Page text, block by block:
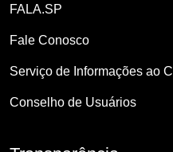
FALA.SP
Fale Conosco
Serviço de Informações ao
Conselho de Usuários